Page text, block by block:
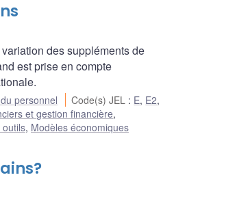
des suppléments de
est prise en compte
personnel Code(s) JEL : E, E2,
et gestion financière,
outils, Modèles économiques